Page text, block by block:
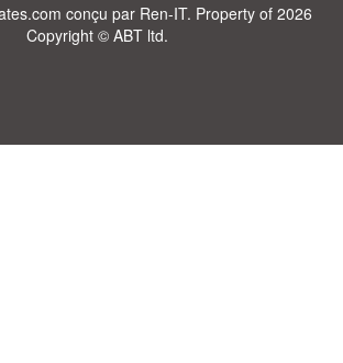
conçu par Ren-IT. Property of 2026
Copyright © ABT ltd.